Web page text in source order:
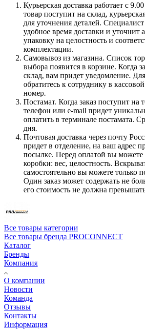
Курьерская доставка работает с
товар поступит на склад,
для уточнения деталей.
удобное время доставки и уточнит
упаковку на целостность и
комплектации.
Самовывоз из магазина. Список
выбора появится в корзине. Когда
склад, вам придет уведомление.
обратитесь к сотруднику в
номер.
Постамат. Когда заказ поступит на
телефон или e-mail придет
оплатить в терминале постамата.
дня.
Почтовая доставка через почту
придет в отделение, на ваш адрес
посылке. Перед оплатой вы можете
коробки: вес, целостность.
самостоятельно вы можете только
Один заказ может содержать не
его стоимость не должна
Все товары категории
Все товары бренда PROCONNECT
Каталог
Бренды
Компания
О компании
Новости
Команда
Отзывы
Контакты
Информация